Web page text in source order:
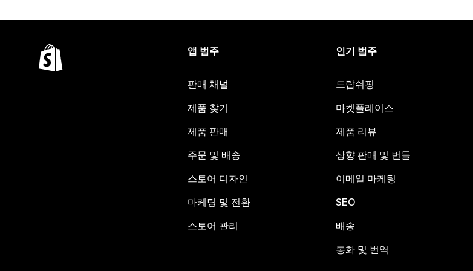
앱 범주
판매 채널
제품 찾기
제품 판매
주문 및 배송
스토어 디자인
마케팅 및 전환
스토어 관리
인기 범주
드랍쉬핑
마켓플레이스
제품 리뷰
상향 판매 및 번들
이메일 마케팅
SEO
배송
통화 및 번역